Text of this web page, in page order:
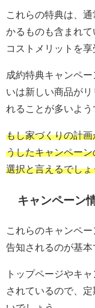
これらの特典は、
かるものも含まれ
コストメリットを享
成約特典キャンペ
いは新しい商品が
れることが多いよう
もし家づくりの計
うしたキャンペー
選択と言えるでしょ
キャンペーン
これらのキャンペ
告知されるのが基本
トップページやキ
されているので、